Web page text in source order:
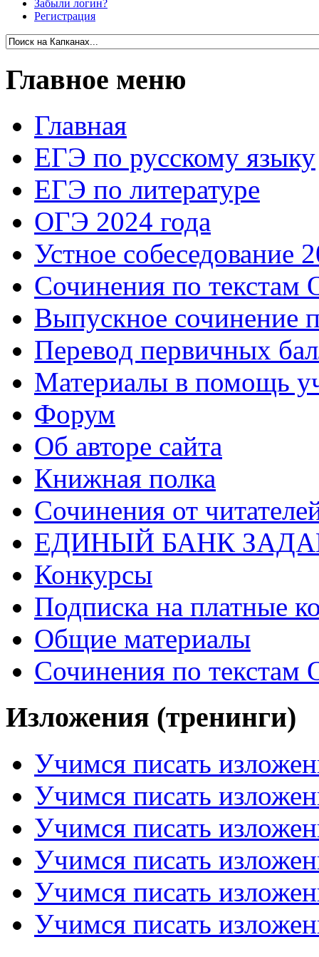
Забыли логин?
Регистрация
Главное меню
Главная
ЕГЭ по русскому языку
ЕГЭ по литературе
ОГЭ 2024 года
Устное собеседование
Сочинения по текстам
Выпускное сочинение
Перевод первичных
Материалы в помощь
Форум
Об авторе сайта
Книжная полка
Cочинения от
ЕДИНЫЙ БАНК
Конкурсы
Подписка на платные
Общие материалы
Сочинения по текстам
Изложения (тренинги)
Учимся писать
Учимся писать
Учимся писать
Учимся писать
Учимся писать
Учимся писать